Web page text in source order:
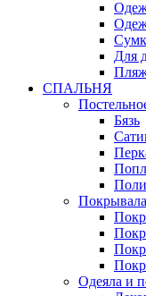
Для
СПАЛЬНЯ
Бязь
Покрывала
Одеяла и